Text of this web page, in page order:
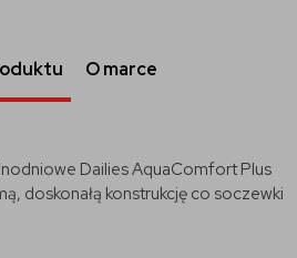
O marce
Dailies AquaComfort Plus
doskonałą konstrukcję co soczewki